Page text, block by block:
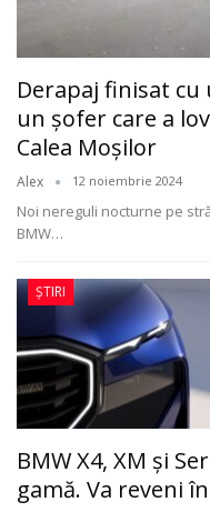
Derapaj finisat cu
un șofer care a
Calea Moșilor
Alex 12 noiembrie 2024
Noi nereguli nocturne pe
BMW…
ȘTIRI
BMW X4, XM și
gamă. Va reveni